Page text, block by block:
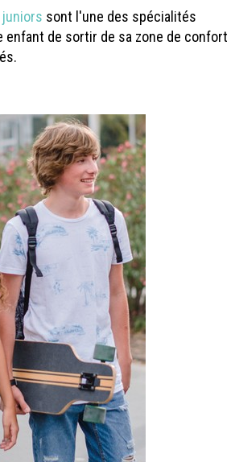
sont l'une des spécialités
enfant de sortir de sa zone de confort